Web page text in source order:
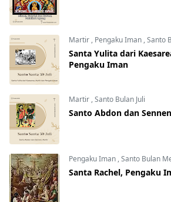
Martir , Pengaku Iman ,Santo
Santa Yulita dari
Pengaku Iman
Martir ,Santo Bulan Juli
Santo Abdon dan
Pengaku Iman ,Santo Bulan
Santa Rachel, Pengaku